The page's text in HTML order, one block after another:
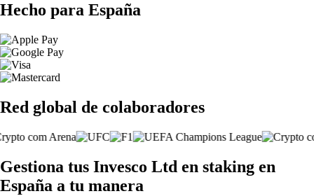
Hecho para España
Red global de colaboradores
Gestiona tus Invesco Ltd en staking en
España a tu manera